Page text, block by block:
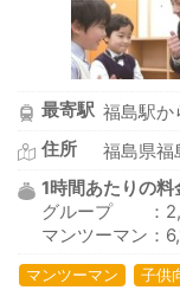
最寄駅 福島駅か
住所
福島県
1時間あたりの料
グループ ：
マンツーマン：
マンツーマン 子供